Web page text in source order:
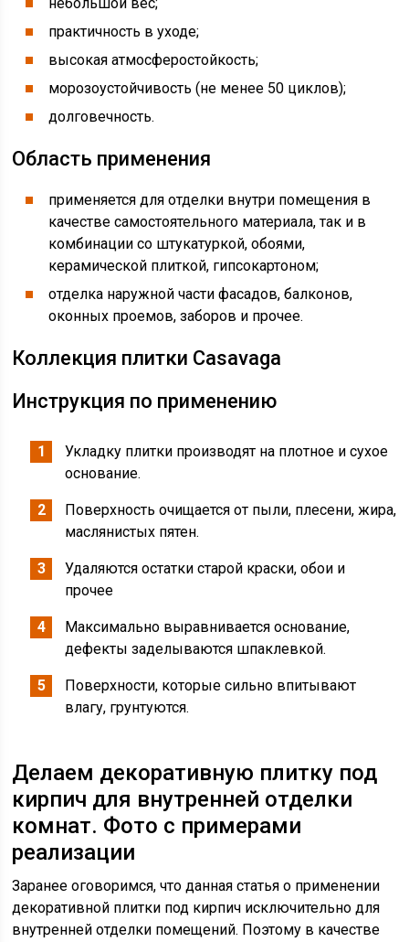
практичность в уходе;
высокая атмосферостойкость;
морозоустойчивость (не менее 50 циклов);
долговечность.
Область применения
применяется для отделки внутри помещения в
качестве самостоятельного материала, так и в
комбинации со штукатуркой, обоями,
керамической плиткой, гипсокартоном;
отделка наружной части фасадов, балконов,
оконных проемов, заборов и прочее.
Коллекция плитки Casavaga
Инструкция по применению
Укладку плитки производят на плотное и сухое
основание.
Поверхность очищается от пыли, плесени, жира,
маслянистых пятен.
Удаляются остатки старой краски, обои и
прочее
Максимально выравнивается основание,
дефекты заделываются шпаклевкой.
Поверхности, которые сильно впитывают
влагу, грунтуются.
Делаем декоративную плитку под
кирпич для внутренней отделки
комнат. Фото с примерами
реализации
Заранее оговоримся, что данная статья о применении
декоративной плитки под кирпич исключительно для
внутренней отделки помещений. Поэтому в качестве